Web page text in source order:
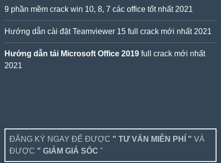
9 phần mềm crack win 10, 8, 7 các office tốt nhất 2021
Hướng dẫn cài đặt Teamviewer 15 full crack mới nhất 2021
Hướng dẫn tải Microsoft Office 2019full crack mới nhất
2021
ĐĂNG KÝ NGAY ĐỂ ĐƯỢC " TƯ VẤN MIỄN PHÍ " VÀ
ĐƯỢC " GIẢM GIÁ SỐC "